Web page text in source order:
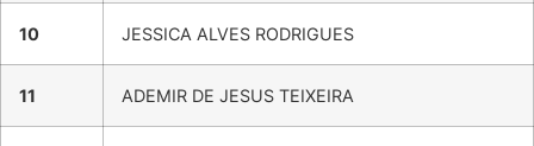
10 JESSICA ALVES RODRIGUES
11 ADEMIR DE JESUS TEIXEIRA